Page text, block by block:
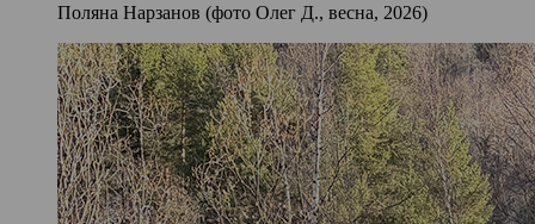
Поляна Нарзанов (фото Олег Д., весна, 2026)